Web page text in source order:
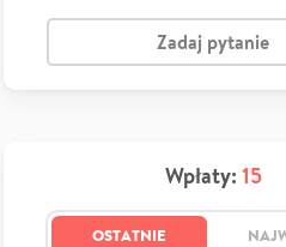
Zadaj pytanie
Wpłaty: 15
OSTATNIE